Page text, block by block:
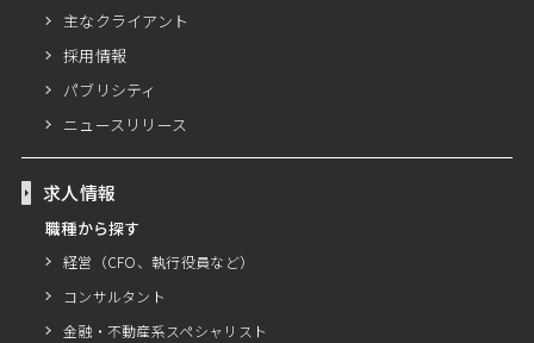
主なクライアント
採用情報
パブリシティ
ニュースリリース
求人情報
職種から探す
経営（CFO、執行役員など）
コンサルタント
金融・不動産系スペシャリスト